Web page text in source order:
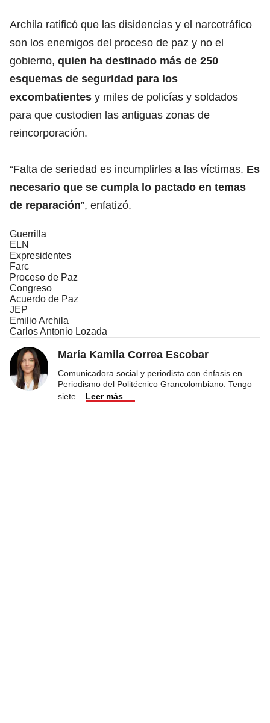
Archila ratificó que las disidencias y el narcotráfico
son los enemigos del proceso de paz y no el
gobierno, quien ha destinado más de 250
esquemas de seguridad para los
excombatientes y miles de policías y soldados
para que custodien las antiguas zonas de
reincorporación.
“Falta de seriedad es incumplirles a las víctimas. Es
necesario que se cumpla lo pactado en temas
de reparación”, enfatizó.
Guerrilla
ELN
Expresidentes
Farc
Proceso de Paz
Congreso
Acuerdo de Paz
JEP
Emilio Archila
Carlos Antonio Lozada
María Kamila Correa Escobar
Comunicadora social y periodista con énfasis en
Periodismo del Politécnico Grancolombiano. Tengo
siete
Leer más